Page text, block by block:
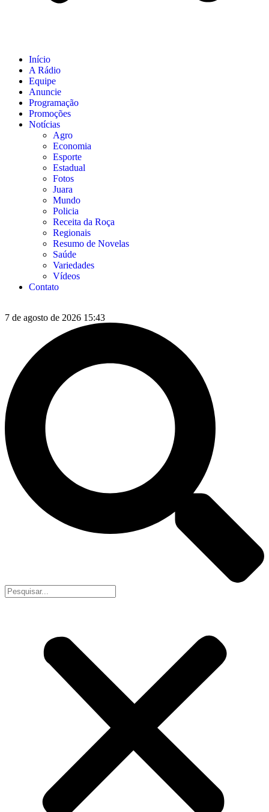
Início
A Rádio
Equipe
Anuncie
Programação
Promoções
Notícias
Agro
Economia
Esporte
Estadual
Fotos
Juara
Mundo
Policia
Receita da Roça
Regionais
Resumo de Novelas
Saúde
Variedades
Vídeos
Contato
7 de agosto de 2026 15:43